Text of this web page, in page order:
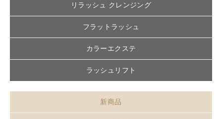
リラッシュ クレンジング
フラットラッシュ
カラーエクステ
ラッシュリフト
新商品